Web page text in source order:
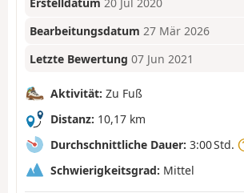
Bearbeitungsdatum 27 Mär 2026
Letzte Bewertung 07 Jun 2021
Aktivität: Zu Fuß
Distanz: 10,17 km
Durchschnittliche Dauer: 3:00 Std.
Schwierigkeitsgrad: Mittel